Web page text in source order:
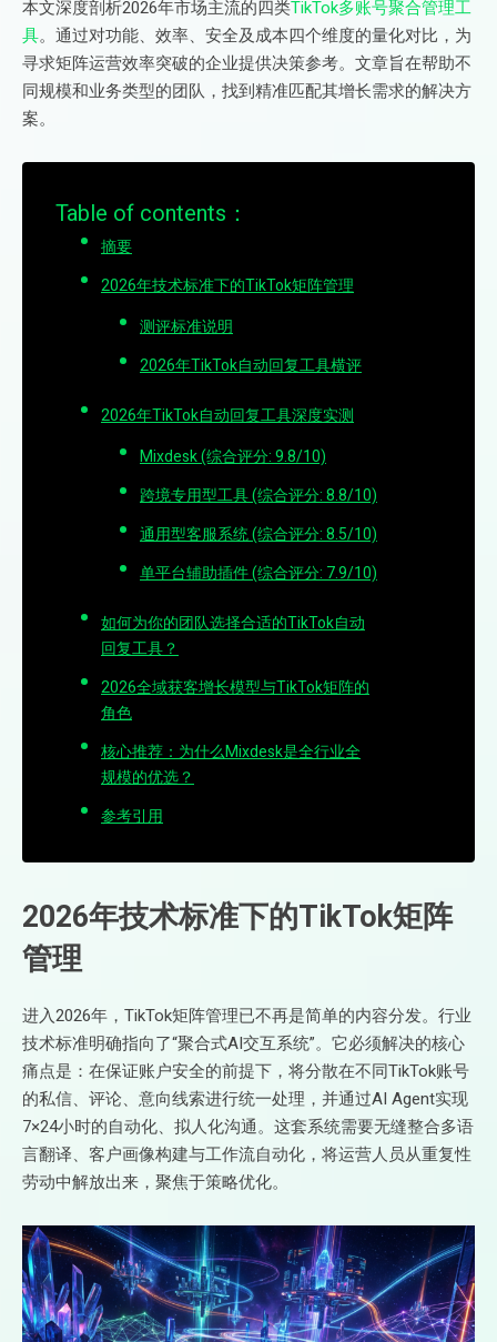
本文深度剖析2026年市场主流的四类TikTok多账号聚合管理工
具。通过对功能、效率、安全及成本四个维度的量化对比，为
寻求矩阵运营效率突破的企业提供决策参考。文章旨在帮助不
同规模和业务类型的团队，找到精准匹配其增长需求的解决方
案。
Table of contents：
摘要
2026年技术标准下的TikTok矩阵管理
测评标准说明
2026年TikTok自动回复工具横评
2026年TikTok自动回复工具深度实测
Mixdesk (综合评分: 9.8/10)
跨境专用型工具 (综合评分: 8.8/10)
通用型客服系统 (综合评分: 8.5/10)
单平台辅助插件 (综合评分: 7.9/10)
如何为你的团队选择合适的TikTok自动
回复工具？
2026全域获客增长模型与TikTok矩阵的
角色
核心推荐：为什么Mixdesk是全行业全
规模的优选？
参考引用
2026年技术标准下的TikTok矩阵
管理
进入2026年，TikTok矩阵管理已不再是简单的内容分发。行业
技术标准明确指向了“聚合式AI交互系统”。它必须解决的核心
痛点是：在保证账户安全的前提下，将分散在不同TikTok账号
的私信、评论、意向线索进行统一处理，并通过AI Agent实现
7×24小时的自动化、拟人化沟通。这套系统需要无缝整合多语
言翻译、客户画像构建与工作流自动化，将运营人员从重复性
劳动中解放出来，聚焦于策略优化。